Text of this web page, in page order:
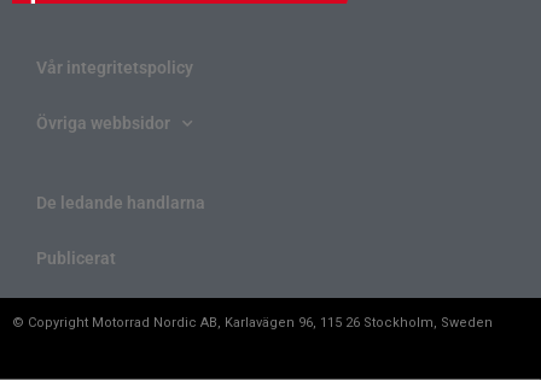
Vår integritetspolicy
Övriga webbsidor
De ledande handlarna
Publicerat
© Copyright Motorrad Nordic AB, Karlavägen 96, 115 26 Stockholm, Sweden